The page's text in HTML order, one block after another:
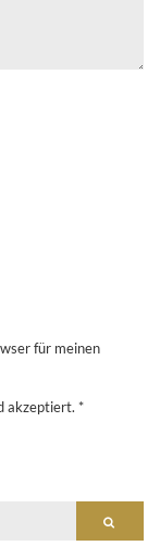
für meinen
akzeptiert. *